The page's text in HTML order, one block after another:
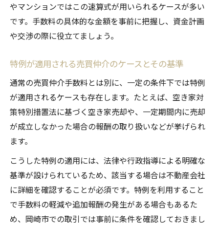
やマンションではこの速算式が用いられるケースが多い
です。手数料の具体的な金額を事前に把握し、資金計画
や交渉の際に役立てましょう。
特例が適用される売買仲介のケースとその基準
通常の売買仲介手数料とは別に、一定の条件下では特例
が適用されるケースも存在します。たとえば、空き家対
策特別措置法に基づく空き家売却や、一定期間内に売却
が成立しなかった場合の報酬の取り扱いなどが挙げられ
ます。
こうした特例の適用には、法律や行政指導による明確な
基準が設けられているため、該当する場合は不動産会社
に詳細を確認することが必須です。特例を利用すること
で手数料の軽減や追加報酬の発生がある場合もあるた
め、岡崎市での取引では事前に条件を確認しておきまし